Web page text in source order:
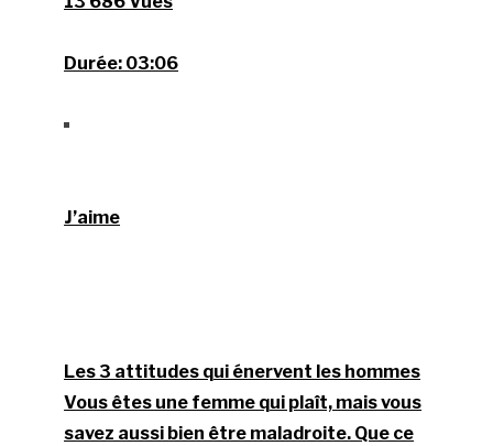
Durée: 03:06
J’aime
Les 3 attitudes qui énervent les hommes
Vous êtes une femme qui plaît, mais vous
savez aussi bien être maladroite. Que ce